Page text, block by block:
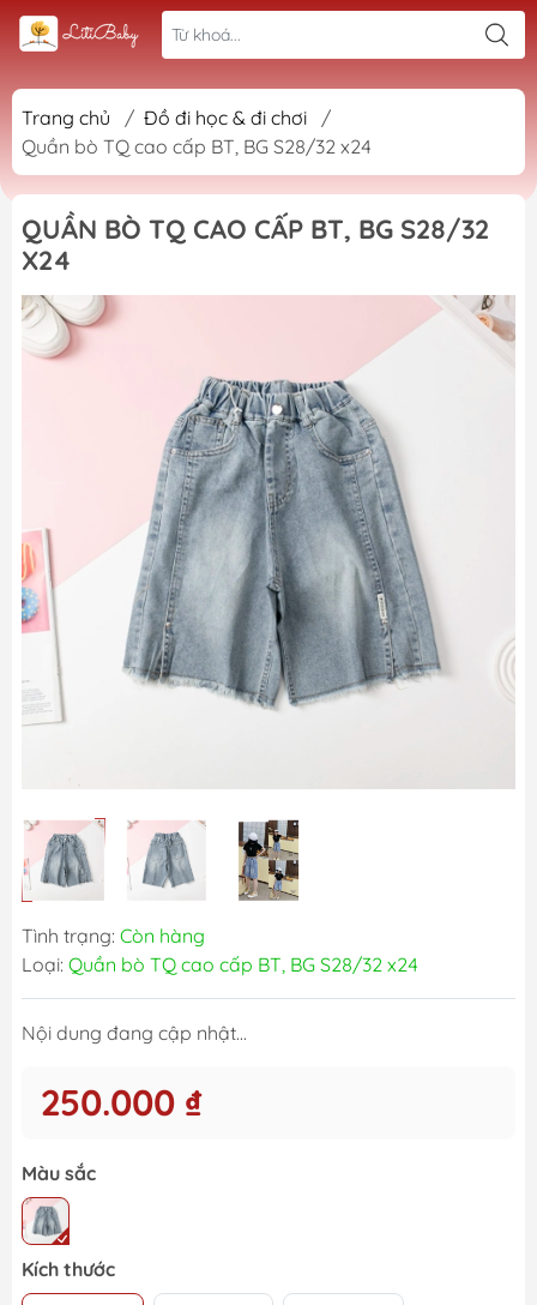
Trang chủ / Đồ đi học & đi chơi
/
Quần bò TQ cao cấp BT, BG S28/32 x24
QUẦN BÒ TQ CAO CẤP BT, BG S28/32
X24
Tình trạng: Còn hàng
Loại: Quần bò TQ cao cấp BT, BG S28/32 x24
Nội dung đang cập nhật...
250.000 ₫
Màu sắc
Kích thước